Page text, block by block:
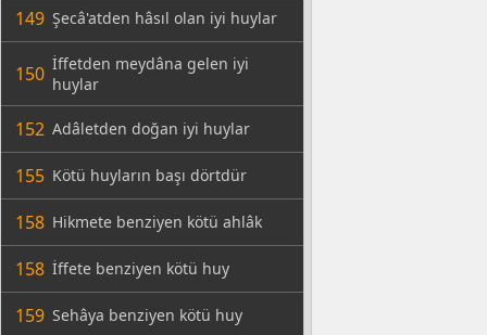
149 Şecâ'atden hâsıl olan iyi huylar
150 İffetden meydâna gelen iyi
huylar
152 Adâletden doğan iyi huylar
155 Kötü huyların başı dörtdür
158 Hikmete benziyen kötü ahlâk
158 İffete benziyen kötü huy
159 Sehâya benziyen kötü huy